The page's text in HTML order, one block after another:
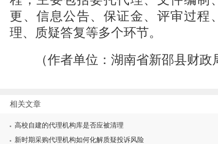
更、信息公告、保证金、评审过程
理、质疑答复等多个环节。
（作者单位：湖南省新邵县财政
相关文章
高校自建的代理机构库是否应被清理
新时期采购代理机构如何化解质疑投诉风险